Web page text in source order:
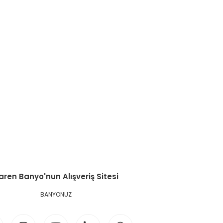
Banyo'nun Alışveriş Sitesi
BANYONUZ